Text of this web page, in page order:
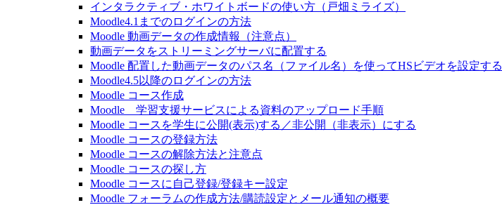
インタラクティブ・ホワイトボードの使い方（戸畑ミライズ）
Moodle4.1までのログインの方法
Moodle 動画データの作成情報（注意点）
動画データをストリーミングサーバに配置する
Moodle 配置した動画データのパス名（ファイル名）を使ってHSビデオを設定する
Moodle4.5以降のログインの方法
Moodle コース作成
Moodle 学習支援サービスによる資料のアップロード手順
Moodle コースを学生に公開(表示)する／非公開（非表示）にする
Moodle コースの登録⽅法
Moodle コースの解除方法と注意点
Moodle コースの探し⽅
Moodle コースに自己登録/登録キー設定
Moodle フォーラムの作成方法/購読設定とメール通知の概要